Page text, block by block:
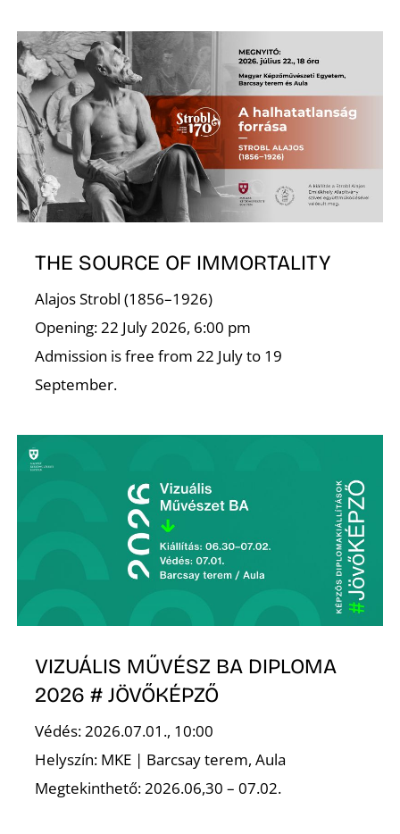
THE SOURCE OF IMMORTALITY
Alajos Strobl (1856–1926)
Opening: 22 July 2026, 6:00 pm
Admission is free from 22 July to 19
September.
VIZUÁLIS MŰVÉSZ BA DIPLOMA
2026 # JÖVŐKÉPZŐ
Védés: 2026.07.01., 10:00
Helyszín: MKE | Barcsay terem, Aula
Megtekinthető: 2026.06,30 – 07.02.